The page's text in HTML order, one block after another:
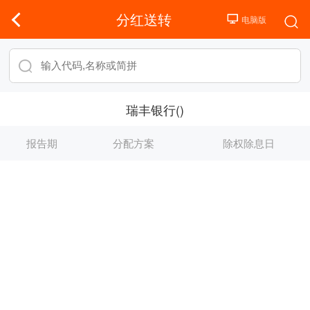
分红送转
瑞丰银行()
报告期 分配方案 除权除息日